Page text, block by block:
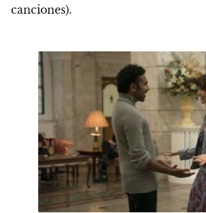
canciones).